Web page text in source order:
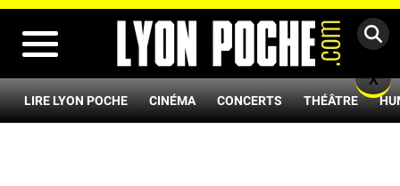
LIRE LYON POCHE CINÉMA CONCERTS THÉÂTRE
X